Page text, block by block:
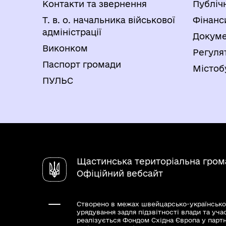
Контакти та звернення
Т. в. о. начальника військової
адміністрації
Виконком
Паспорт громади
ПУЛЬС
Щастинська територіальна
Офіційний вебсайт
Створено в межах швейцарсько-
урядування задля підзвітності влади та
реалізується Фондом Східна Європа у